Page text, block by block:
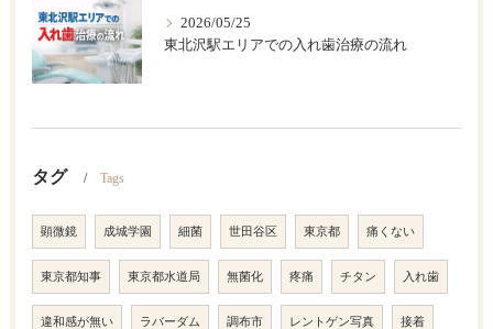
2026/05/25
東北沢駅エリアでの入れ歯治療の流れ
タグ Tags
顕微鏡 成城学園 細菌 世田谷区 東京都 痛くない
東京都知事 東京都水道局 無菌化 疼痛 チタン 入れ歯
違和感が無い ラバーダム 調布市 レントゲン写真 接着